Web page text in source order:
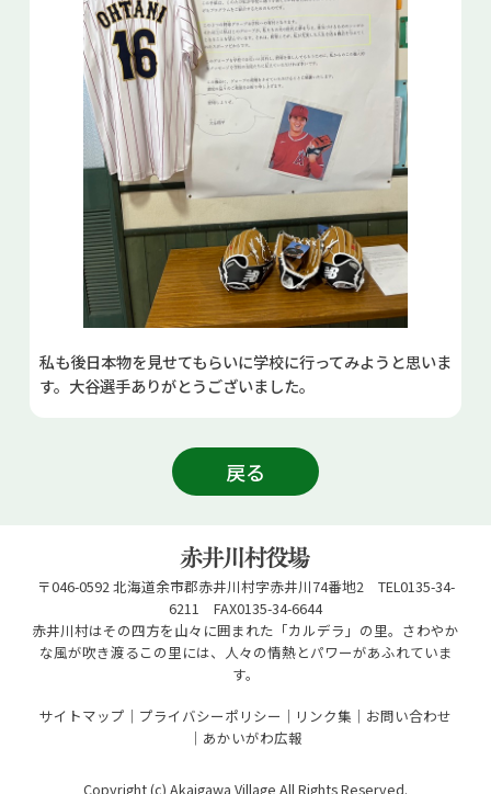
私も後日本物を見せてもらいに学校に行ってみようと思いま
す。大谷選手ありがとうございました。
戻る
〒046-0592 北海道余市郡赤井川村字赤井川74番地2 TEL0135-34-
6211 FAX0135-34-6644
赤井川村はその四方を山々に囲まれた「カルデラ」の里。さわやか
な風が吹き渡るこの里には、人々の情熱とパワーがあふれていま
す。
サイトマップ
プライバシーポリシー リンク集
お問い合わせ
あかいがわ広報
Copyright (c) Akaigawa Village All Rights Reserved.